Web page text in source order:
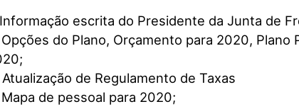
escrita do Presidente da Junta de
do Plano, Orçamento para 2020, Plano
de Regulamento de Taxas
de pessoal para 2020;